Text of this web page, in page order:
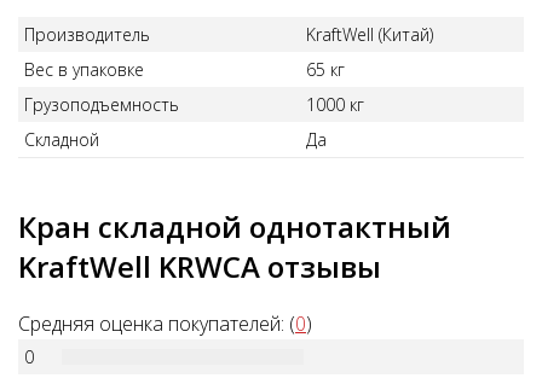
Производитель
KraftWell (Китай)
Вес в упаковке
65 кг
Грузоподъемность
1000 кг
Складной
Да
Кран складной однотактный
KraftWell KRWCA отзывы
Средняя оценка покупателей: (0)
0